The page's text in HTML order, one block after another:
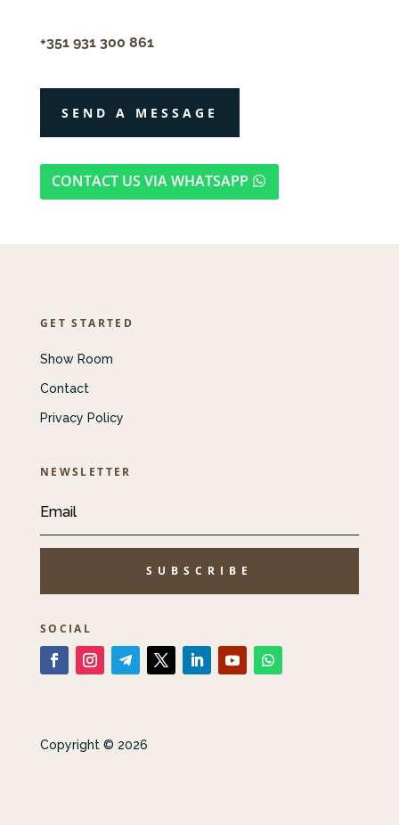
+351 931 300 861
SEND A MESSAGE
CONTACT US VIA WHATSAPP
GET STARTED
Show Room
Contact
Privacy Policy
NEWSLETTER
SUBSCRIBE
SOCIAL
Copyright © 2026